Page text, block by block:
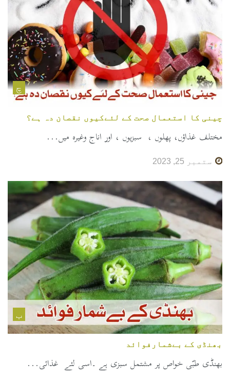
چ
چینی کا استعمال صحت کے لئےکیوں نقصان دہ ہے؟
مختلف غذاؤں، پھلوں ، سبزیوں ، اور اناج وغیرہ میں...
ستمبر 25, 2023
ب
بھنڈی کے بےشمارفوائد
بھنڈی طبّی خواص پر مشتمل سبزی ہے ۔اسی لئے غذائی...